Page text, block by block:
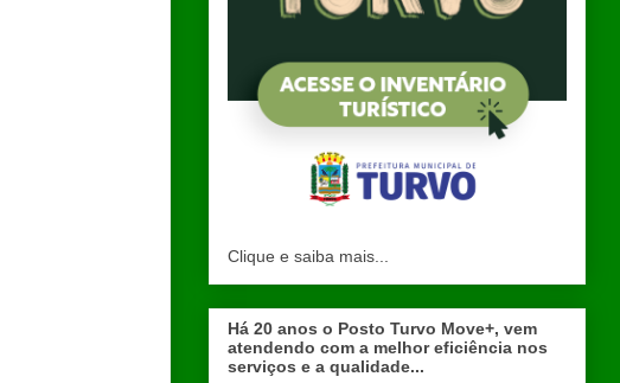
Clique e saiba mais...
Há 20 anos o Posto Turvo Move+, vem
atendendo com a melhor eficiência nos
serviços e a qualidade...